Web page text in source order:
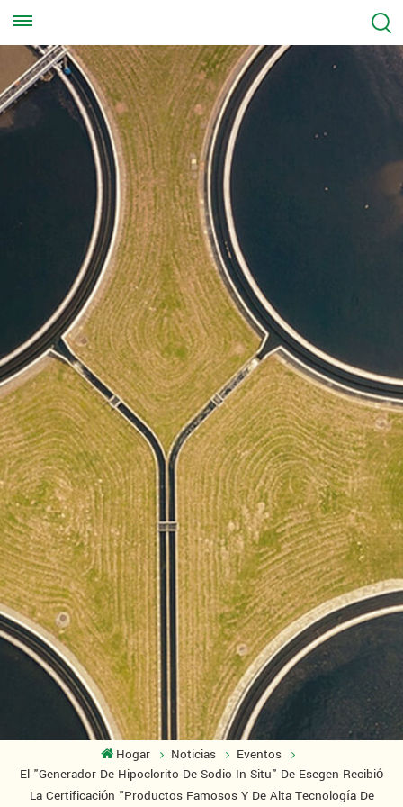
Hogar Noticias
Eventos
El "Generador De Hipoclorito De Sodio In Situ" De Esegen Recibió
La Certificación "Productos Famosos Y De Alta Tecnología De